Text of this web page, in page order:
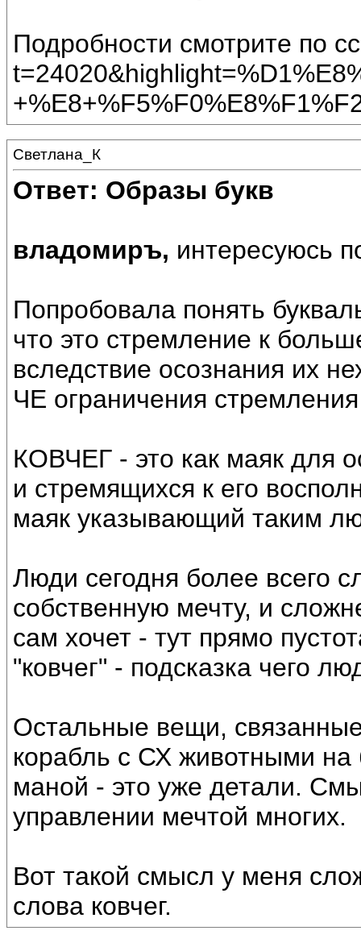
Подробности смотрите по
Светлана_К
Ответ: Образы букв
владомиръ, интересуюсь
Попробовала понять
что это стремление к
вследствие осознания их
ЧЕ ограничения
КОВЧЕГ - это как маяк для
и стремящихся к его
маяк указывающий таким
Люди сегодня более всего
собственную мечту, и
сам хочет - тут прямо
"ковчег" - подсказка чего
Остальные вещи,
корабль с СХ животными на
маной - это уже детали.
управлении мечтой многих.
Вот такой смысл у меня
слова ковчег.